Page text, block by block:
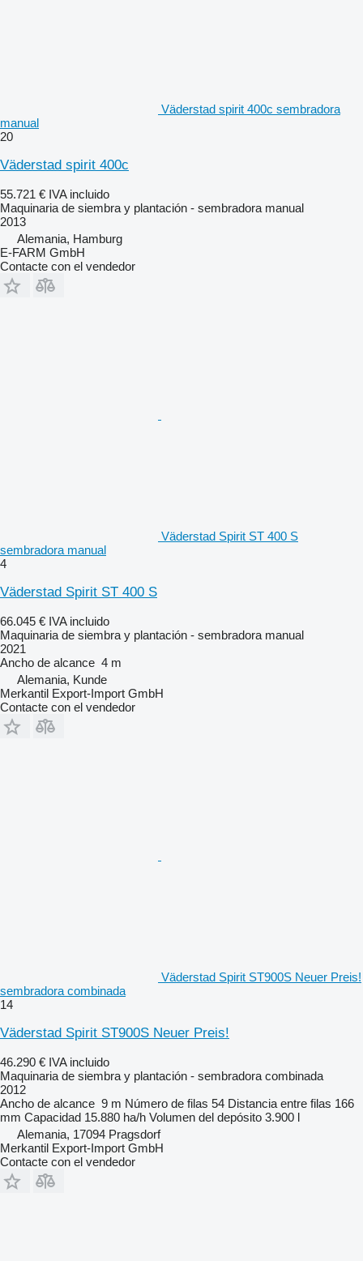
Väderstad spirit 400c sembradora
manual
20
Väderstad spirit 400c
55.721 € IVA incluido
Maquinaria de siembra y plantación - sembradora manual
2013
Alemania, Hamburg
E-FARM GmbH
Contacte con el vendedor
Väderstad Spirit ST 400 S
sembradora manual
4
Väderstad Spirit ST 400 S
66.045 € IVA incluido
Maquinaria de siembra y plantación - sembradora manual
2021
Ancho de alcance 4 m
Alemania, Kunde
Merkantil Export-Import GmbH
Contacte con el vendedor
Väderstad Spirit ST900S Neuer Preis!
sembradora combinada
14
Väderstad Spirit ST900S Neuer Preis!
46.290 € IVA incluido
Maquinaria de siembra y plantación - sembradora combinada
2012
Ancho de alcance 9 m Número de filas 54 Distancia entre filas 166
mm Capacidad 15.880 ha/h Volumen del depósito 3.900 l
Alemania, 17094 Pragsdorf
Merkantil Export-Import GmbH
Contacte con el vendedor